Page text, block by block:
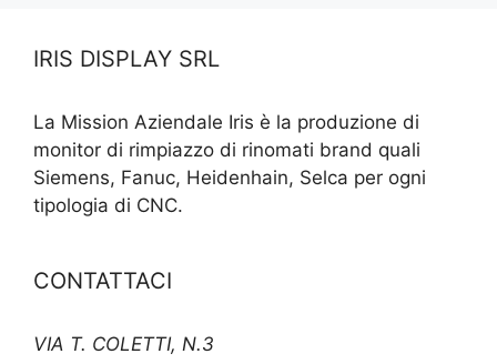
IRIS DISPLAY SRL
La Mission Aziendale Iris è la produzione di
monitor di rimpiazzo di rinomati brand quali
Siemens, Fanuc, Heidenhain, Selca per ogni
tipologia di CNC.
CONTATTACI
VIA T. COLETTI, N.3